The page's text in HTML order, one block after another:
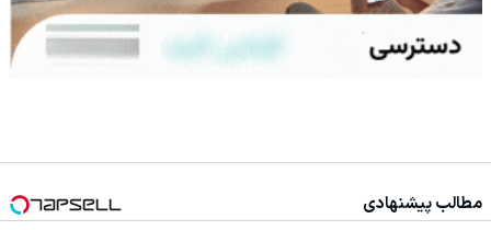
مطالب پیشنهادی